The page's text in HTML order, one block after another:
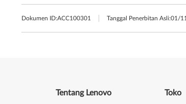
Dokumen ID:ACC100301 Tanggal Penerbitan Asli:01/
Tentang Lenovo Toko